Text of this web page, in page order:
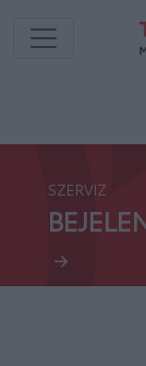
SZERVIZ